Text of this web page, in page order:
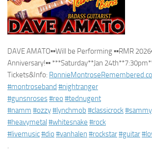
DAVE AMATO▪︎▪︎Will be Performing▪︎▪︎RMR 2026
Anniversary!▪︎▪︎ ***Saturday**Jan
Tickets&Info:
#montroseband #nightranger
#gunsnroses#reo #tednugent
#namm #ozzy#lynchmob #classicrock
#heavymetal #whitesnake #rock
#livemusic#dio #vanhalen #rockstar#guitar
.